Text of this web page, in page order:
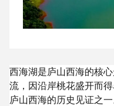
西海湖是庐山西海的核
流，因沿岸桃花盛开而
庐山西海的历史见证之